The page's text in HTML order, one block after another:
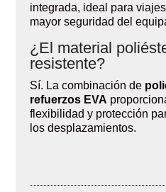
integrada, ideal para
mayor seguridad del
¿El material
resistente?
Sí. La combinación de
refuerzos EVA
flexibilidad y protección
los desplazamientos.